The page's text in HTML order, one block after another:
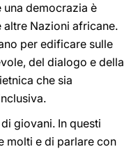
una democrazia è
Nazioni africane.
per edificare sulle
del dialogo e della
che sia
giovani. In questi
molti e di parlare con